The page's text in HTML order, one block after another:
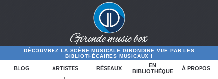
DÉCOUVREZ LA SCÈNE MUSICALE GIRONDINE VUE PAR LES
BIBLIOTHÉCAIRES MUSICAUX !
BLOG ARTISTES RÉSEAUX
EN
BIBLIOTHÈQUE
À PROPOS